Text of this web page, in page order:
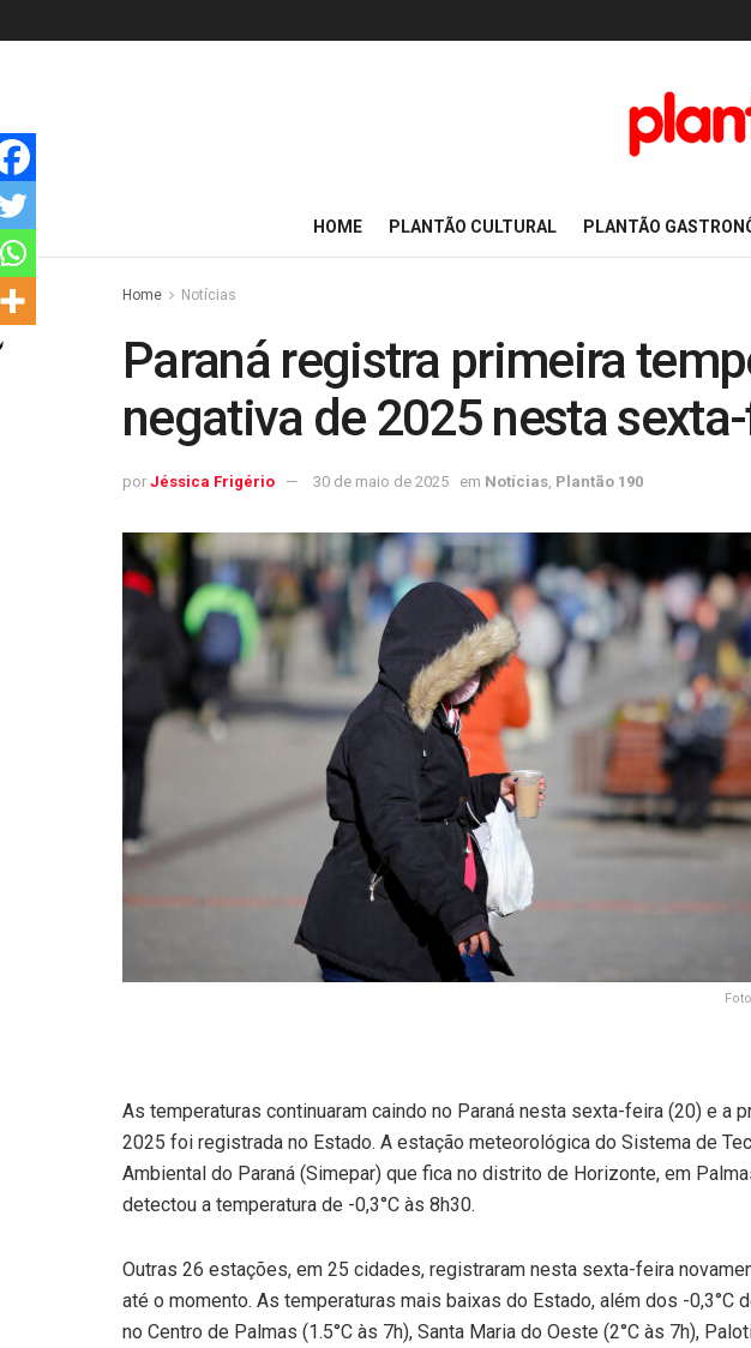
HOME PLANTÃO CULTURAL PLANTÃO
Home Notícias
Paraná registra primeira
negativa de 2025 nesta
por Jéssica Frigério 30 de maio de 2025 em Notícias Plantão 190
As temperaturas continuaram caindo no Paraná nesta sexta-feira (20) e a
2025 foi registrada no Estado. A estação meteorológica do Sistema de
Ambiental do Paraná (Simepar) que fica no distrito de Horizonte, em
detectou a temperatura de -0,3°C às 8h30.
Outras 26 estações, em 25 cidades, registraram nesta sexta-feira
até o momento. As temperaturas mais baixas do Estado, além dos -0,3°C
no Centro de Palmas (1.5°C às 7h), Santa Maria do Oeste (2°C às 7h),